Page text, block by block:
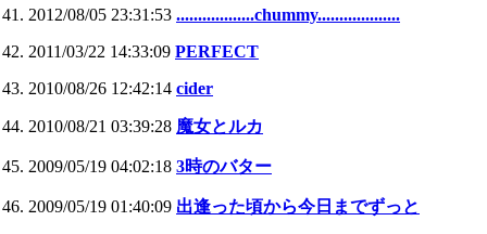
2012/08/05 23:31:53 ..................chummy...................
2011/03/22 14:33:09 PERFECT
2010/08/26 12:42:14 cider
2010/08/21 03:39:28 魔女とルカ
2009/05/19 04:02:18 3時のバター
2009/05/19 01:40:09 出逢った頃から今日までずっと